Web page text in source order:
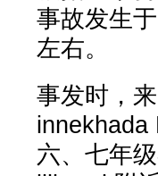
事故发生
左右。
事发时，
innekhada
六、七年